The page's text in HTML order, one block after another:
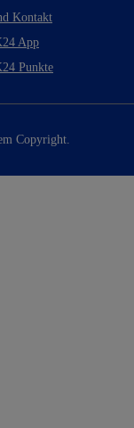
Kontakt
App
Punkte
Copyright.